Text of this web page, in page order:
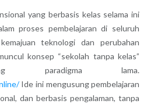
yang berbasis kelas selama ini
proses pembelajaran di seluruh
teknologi dan perubahan
konsep “sekolah tanpa kelas”
paradigma lama.
Ide ini mengusung pembelajaran
dan berbasis pengalaman, tanpa